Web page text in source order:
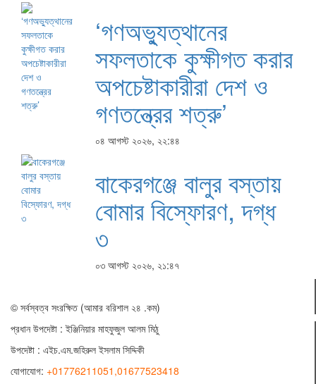
‘গণঅভ্যুত্থানের
সফলতাকে কুক্ষীগত করার
অপচেষ্টাকারীরা দেশ ও
গণতন্ত্রের শত্রু’
০৪ আগস্ট ২০২৬, ২২:৪৪
বাকেরগঞ্জে বালুর বস্তায়
বোমার বিস্ফোরণ, দগ্ধ
৩
০৩ আগস্ট ২০২৬, ২১:৪৭
© সর্বস্বত্ব সংরক্ষিত (আমার বরিশাল ২৪ .কম)
প্রধান ‍উপদেষ্টা : ‍ইঞ্জিনিয়ার মাহফুজুল আলম মিঠু
উপদেষ্টা : এইচ.এম.জহিরুল ইসলাম সিদ্দিকী
যোগাযোগ: +01776211051,01677523418